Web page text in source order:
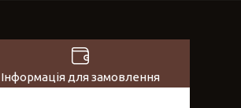
Інформація для замовлення